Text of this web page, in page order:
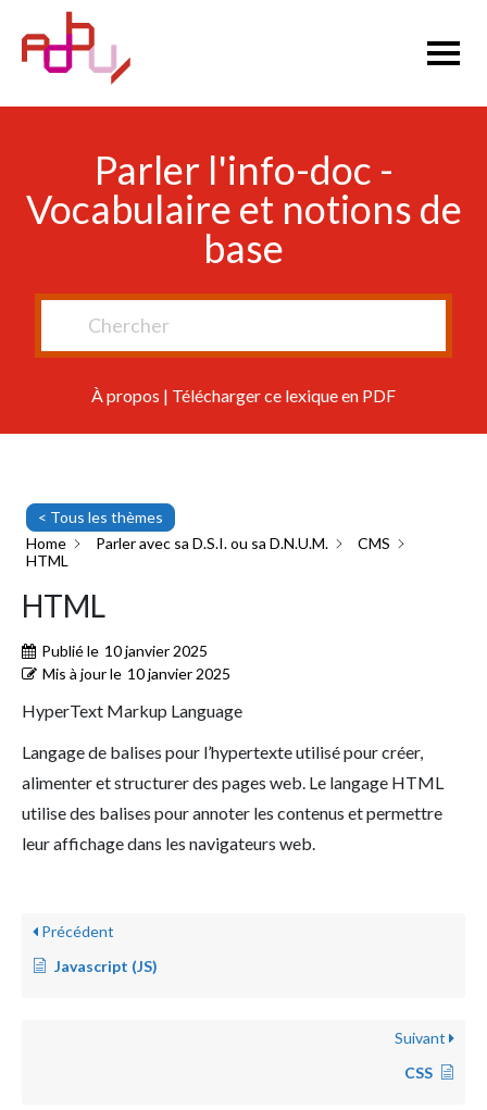
Parler l'info-doc -
Vocabulaire et notions de
base
À propos | Télécharger ce lexique en PDF
< Tous les thèmes
Home
Parler avec sa D.S.I. ou sa D.N.U.M.
CMS
HTML
HTML
Publié le 10 janvier 2025
Mis à jour le 10 janvier 2025
HyperText Markup Language
Langage de balises pour l’hypertexte utilisé pour créer,
alimenter et structurer des pages web. Le langage HTML
utilise des balises pour annoter les contenus et permettre
leur affichage dans les navigateurs web.
Précédent
Javascript (JS)
Suivant
CSS